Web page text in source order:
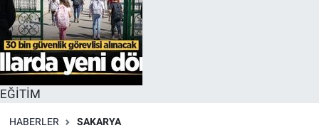
EĞİTİM
HABERLER SAKARYA